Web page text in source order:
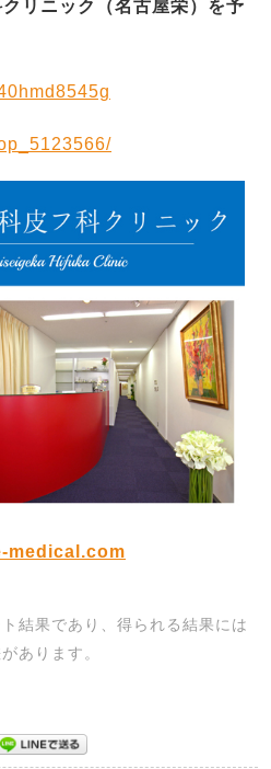
リニック（名古屋栄）を予
medical.com
結果であり、得られる結果には
あります。